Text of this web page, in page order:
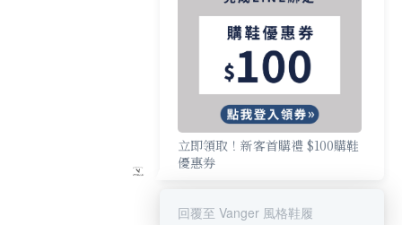
立即領取！新客首購禮 $100購鞋
優惠券
回覆至 Vanger 風格鞋履